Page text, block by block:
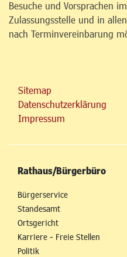
Besuche und Vorsprachen
Zulassungsstelle und in
nach Terminvereinbarung
Sitemap
Datenschutzerklärung
Impressum
Rathaus/Bürgerbüro
Bürgerservice
Standesamt
Ortsgericht
Karriere - Freie Stellen
Politik